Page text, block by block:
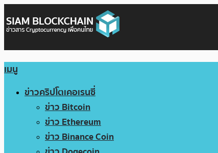
เมนู
ข่าวคริปโตเคอเรนซี่
ข่าว Bitcoin
ข่าว Ethereum
ข่าว Binance Coin